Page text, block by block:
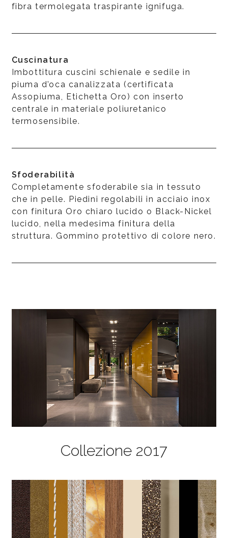
fibra termolegata traspirante ignifuga.
Cuscinatura
Imbottitura cuscini schienale e sedile in
piuma d’oca canalizzata (certificata
Assopiuma, Etichetta Oro) con inserto
centrale in materiale poliuretanico
termosensibile.
Sfoderabilità
Completamente sfoderabile sia in tessuto
che in pelle. Piedini regolabili in acciaio inox
con finitura Oro chiaro lucido o Black-Nickel
lucido, nella medesima finitura della
struttura. Gommino protettivo di colore nero.
Collezione 2017